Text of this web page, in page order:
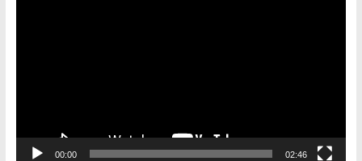
00:00 02:46